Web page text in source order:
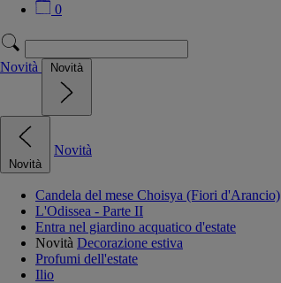
0
Novità Novità
Novità
Novità
Candela del mese Choisya (Fiori d'Arancio)
L'Odissea - Parte II
Entra nel giardino acquatico d'estate
Novità Decorazione estiva
Profumi dell'estate
Ilio